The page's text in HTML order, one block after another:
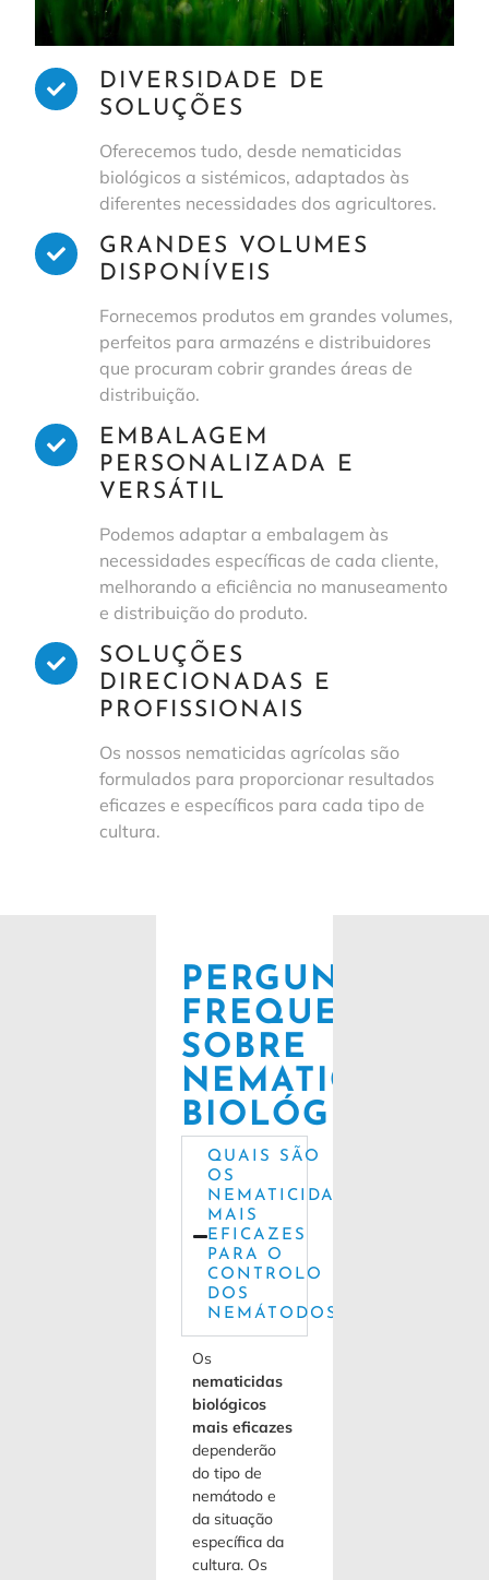
DIVERSIDADE DE
SOLUÇÕES
Oferecemos tudo, desde nematicidas
biológicos a sistémicos, adaptados às
diferentes necessidades dos agricultores.
GRANDES VOLUMES
DISPONÍVEIS
Fornecemos produtos em grandes volumes,
perfeitos para armazéns e distribuidores
que procuram cobrir grandes áreas de
distribuição.
EMBALAGEM
PERSONALIZADA E
VERSÁTIL
Podemos adaptar a embalagem às
necessidades específicas de cada cliente,
melhorando a eficiência no manuseamento
e distribuição do produto.
SOLUÇÕES
DIRECIONADAS E
PROFISSIONAIS
Os nossos nematicidas agrícolas são
formulados para proporcionar resultados
eficazes e específicos para cada tipo de
cultura.
PERGUNTAS
FREQUENTES
SOBRE
NEMATICIDAS
BIOLÓGICOS
QUAIS SÃO
OS
NEMATICIDAS
MAIS
EFICAZES
PARA O
CONTROLO
DOS
NEMÁTODOS?
Os
nematicidas
biológicos
mais eficazes
dependerão
do tipo de
nemátodo e
da situação
específica da
cultura. Os